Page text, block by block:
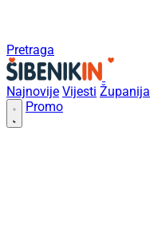
Pretraga
Najnovije Vijesti Županija
Promo